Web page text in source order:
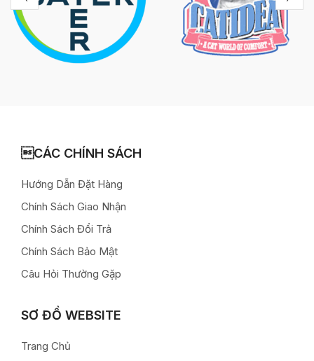
CÁC CHÍNH SÁCH
Hướng Dẫn Đặt Hàng
Chính Sách Giao Nhận
Chính Sách Đổi Trả
Chính Sách Bảo Mật
Câu Hỏi Thường Gặp
SƠ ĐỒ WEBSITE
Trang Chủ